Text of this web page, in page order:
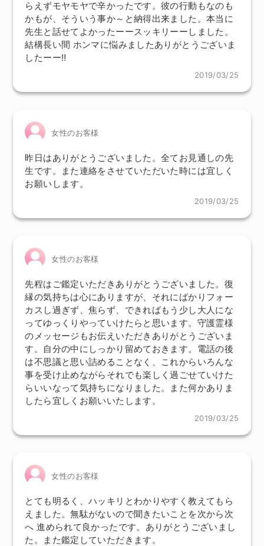
らえずモヤモヤで辛かったです。彼の行動もなのも
かもが、そういう事か～と納得出来ました。本当に
先生と話せてよかったーースッキリーーしました。
結構長い間 ホンマに悩みましたありがとうございま
したーー‼
2019/03/25
女性のお客様
昨日はありがとうございました。全てお見通しの先
生です。また連絡をさせていただいた時には宜しく
お願いします。
2019/03/25
女性のお客様
先程はご鑑定いただきありがとうございました。復
縁の気持ちは心にありますが、それにばかりフォー
カスし過ぎず、焦らず、できればもう少し大人にな
ってゆっくりやっていけたらと思います。守護霊様
のメッセージもお伝えいただきありがとうございま
す。自分の中にしっかり留めておきます。電話の後
は不思議と思い詰めることなく、これからいろんな
事を受け止めながらそれでも楽しく過ごせていけた
らいいなって気持ちになりました。また何かありま
したら宜しくお願いいたします。
2019/03/25
女性のお客様
とても明るく、ハッキリとわかりやすく教えてもら
えました。無駄がないので聞きたいことを次から次
へ 進められて良かったです。ありがとうございまし
た。また鑑定していただきます。